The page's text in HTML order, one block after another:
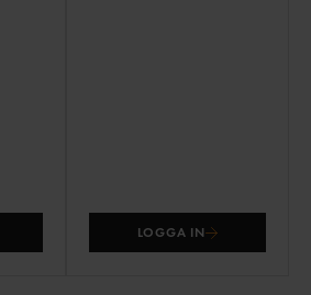
LOGGA IN